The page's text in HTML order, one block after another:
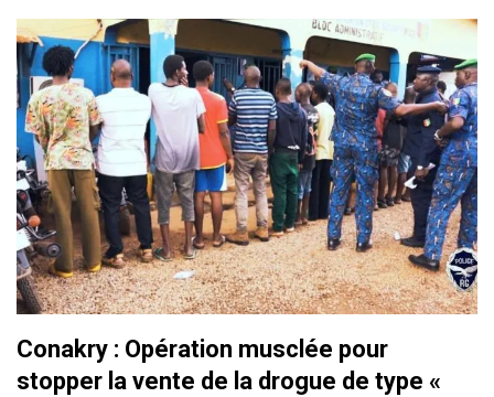
Conakry : Opération musclée pour
stopper la vente de la drogue de type «